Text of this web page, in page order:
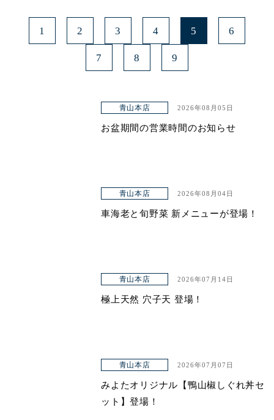
1 2 3 4 5 6
7 8 9
青山本店 2026年08月05日
お盆期間の営業時間のお知らせ
青山本店 2026年08月04日
車海老と旬野菜 新メニューが登場！
青山本店 2026年07月14日
極上天然 穴子天 登場！
青山本店 2026年07月07日
みよたオリジナル【鴨山椒しぐれ丼セ
ット】登場！